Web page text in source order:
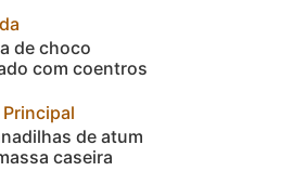
de choco
com coentros
de atum
caseira